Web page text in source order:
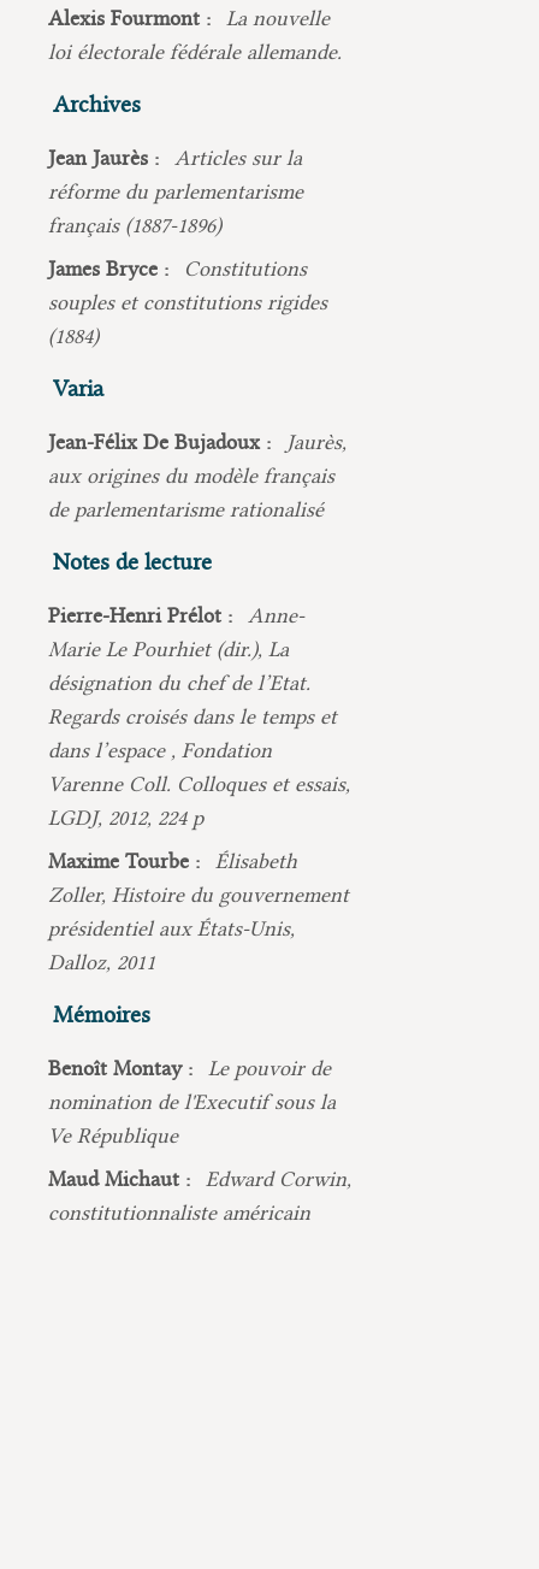
Alexis Fourmont :
La nouvelle
loi électorale fédérale allemande.
Archives
Jean Jaurès :
Articles sur la
réforme du parlementarisme
français (1887-1896)
James Bryce :
Constitutions
souples et constitutions rigides
(1884)
Varia
Jean-Félix De Bujadoux :
Jaurès,
aux origines du modèle français
de parlementarisme rationalisé
Notes de lecture
Pierre-Henri Prélot :
Anne-
Marie Le Pourhiet (dir.), La
désignation du chef de l’Etat.
Regards croisés dans le temps et
dans l’espace , Fondation
Varenne Coll. Colloques et essais,
LGDJ, 2012, 224 p
Maxime Tourbe :
Élisabeth
Zoller, Histoire du gouvernement
présidentiel aux États-Unis,
Dalloz, 2011
Mémoires
Benoît Montay :
Le pouvoir de
nomination de l'Executif sous la
Ve République
Maud Michaut :
Edward Corwin,
constitutionnaliste américain